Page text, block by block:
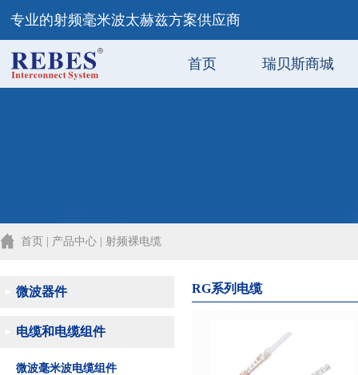
专业的射频毫米波太赫兹方案供应商
首页 瑞贝斯商城
首页 | 产品中心 | 射频裸电缆
微波器件
电缆和电缆组件
微波毫米波电缆组件
RG系列电缆